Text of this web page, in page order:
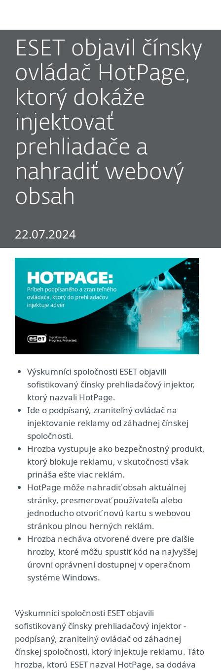
ESET objavil čínsky
ovládač HotPage,
ktorý dokáže
injektovať
prehliadače a
nahradiť webový
obsah
22.07.2024
Výskumníci spoločnosti ESET objavili
sofistikovaný čínsky prehliadačový injektor,
ktorý nazvali HotPage.
Ide o podpísaný, zraniteľný ovládač na
injektovanie reklamy od záhadnej čínskej
spoločnosti.
Hrozba vystupuje ako bezpečnostný produkt,
ktorý blokuje reklamu, v skutočnosti však
prináša ešte viac reklám.
HotPage môže nahradiť obsah aktuálnej
stránky, presmerovať používateľa alebo
jednoducho otvoriť novú kartu s webovou
stránkou plnou herných reklám.
Hrozba necháva otvorené dvere pre ďalšie
hrozby, ktoré môžu spustiť kód na najvyššej
úrovni oprávnení dostupnej v operačnom
systéme Windows.
Výskumníci spoločnosti ESET objavili
sofistikovaný čínsky prehliadačový injektor -
podpísaný, zraniteľný ovládač od záhadnej
čínskej spoločnosti, ktorý injektuje reklamu. Táto
hrozba, ktorú ESET nazval HotPage, sa dodáva